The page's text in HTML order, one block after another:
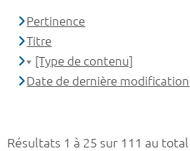
Résultats 1 à 25 sur 111 au total
Pertinence
Titre
[Type de contenu]
Date de dernière modification